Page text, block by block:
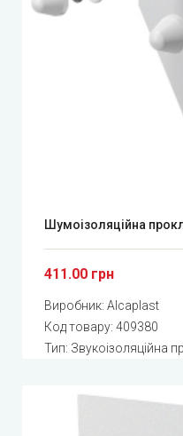
Шумоізоляційна
411.00 грн
Виробник: Alcaplast
Код товару: 409380
Тип: Звукоізоляційна